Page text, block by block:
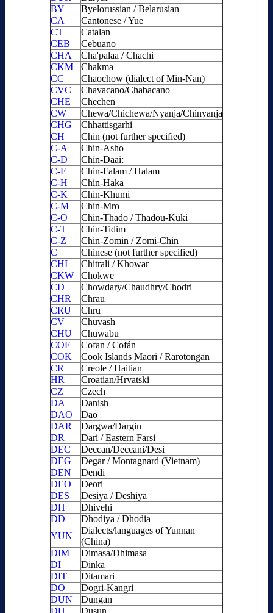
BY
Byelorussian / Belarusian
CA
Cantonese / Yue
CT
Catalan
CEB
Cebuano
CHA
Cha'palaa / Chachi
CKM
Chakma
CC
Chaochow (dialect of Min-Nan)
CVC
Chavacano/Chabacano
CHE
Chechen
CW
Chewa/Chichewa/Nyanja/Chinyanja
CHG
Chhattisgarhi
CH
Chin (not further specified)
C-A
Chin-Asho
C-D
Chin-Daai:
C-F
Chin-Falam / Halam
C-H
Chin-Haka
C-K
Chin-Khumi
C-M
Chin-Mro
C-O
Chin-Thado / Thadou-Kuki
C-T
Chin-Tidim
C-Z
Chin-Zomin / Zomi-Chin
C
Chinese (not further specified)
CHI
Chitrali / Khowar
CKW
Chokwe
CD
Chowdary/Chaudhry/Chodri
CHR
Chrau
CRU
Chru
CV
Chuvash
CHU
Chuwabu
COF
Cofan / Cofán
COK
Cook Islands Maori / Rarotongan
CR
Creole / Haitian
HR
Croatian/Hrvatski
CZ
Czech
DA
Danish
DAO
Dao
DAR
Dargwa/Dargin
DR
Dari / Eastern Farsi
DEC
Deccan/Deccani/Desi
DEG
Degar / Montagnard (Vietnam)
DEN
Dendi
DEO
Deori
DES
Desiya / Deshiya
DH
Dhivehi
DD
Dhodiya / Dhodia
YUN
Dialects/languages of Yunnan
(China)
DIM
Dimasa/Dhimasa
DI
Dinka
DIT
Ditamari
DO
Dogri-Kangri
DUN
Dungan